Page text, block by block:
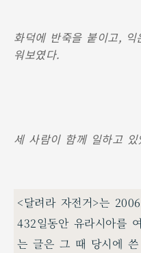
화덕에 반죽을 붙이고,
워보였다.
세 사람이 함께 일하고 있
<달려라 자전거>는
432일동안 유라시아를
는 글은 그 때 당시에